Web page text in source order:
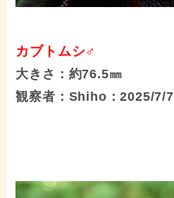
カブトムシ♂
大きさ：約76.5㎜
観察者：Shiho：2025/7/7